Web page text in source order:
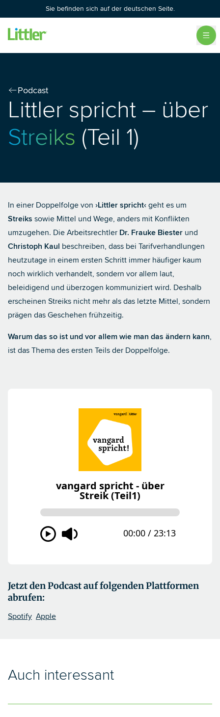
Sie befinden sich auf der deutschen Seite.
Podcast
Littler spricht – über
Streiks (Teil 1)
In einer Doppelfolge von ›Littler spricht‹ geht es um
Streiks sowie Mittel und Wege, anders mit Konflikten
umzugehen. Die Arbeitsrechtler Dr. Frauke Biester und
Christoph Kaul beschreiben, dass bei Tarifverhandlungen
heutzutage in einem ersten Schritt immer häufiger kaum
noch wirklich verhandelt, sondern vor allem laut,
beleidigend und überzogen kommuniziert wird. Deshalb
erscheinen Streiks nicht mehr als das letzte Mittel, sondern
prägen das Geschehen frühzeitig.
Warum das so ist und vor allem wie man das ändern kann,
ist das Thema des ersten Teils der Doppelfolge.
Jetzt den Podcast auf folgenden Plattformen
abrufen:
Spotify Apple
Auch interessant